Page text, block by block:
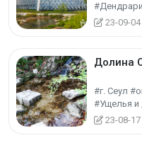
23-09-04
Долина
#г. Сеул
23-08-17